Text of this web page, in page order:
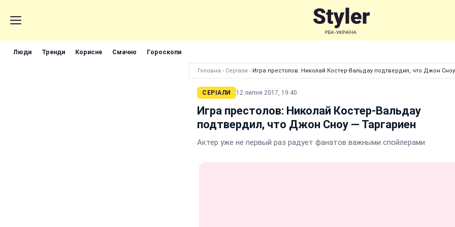
Люди Тренди Корисне Смачно Гороскопи
Головна › Серіали › Игра престолов: Николай Костер-Вальдау подтвердил, что Джон
СЕРІАЛИ 12 липня 2017, 19:40
Игра престолов: Николай Костер-Вальдау
подтвердил, что Джон Сноу — Таргариен
Актер уже не первый раз радует фанатов важными спойлерами